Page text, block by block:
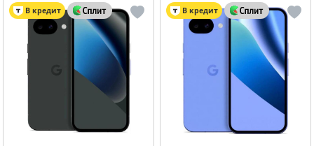
В кредит В кредит